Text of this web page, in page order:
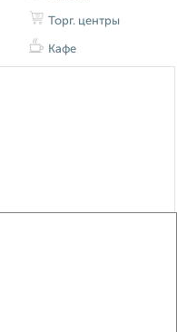
Торг. центры
Кафе